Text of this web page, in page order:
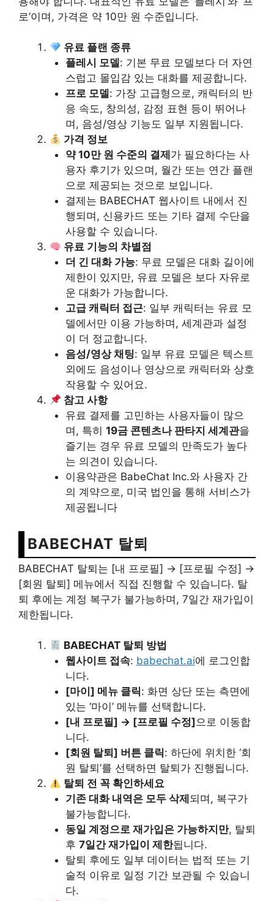
로’이며, 가격은 약 10만 원 수준입니다.
유료 플랜 종류
플레시 모델: 기본 무료 모델보다 더 자연
스럽고 몰입감 있는 대화를 제공합니다.
프로 모델: 가장 고급형으로, 캐릭터의 반
응 속도, 창의성, 감정 표현 등이 뛰어나
며, 음성/영상 기능도 일부 지원됩니다.
가격 정보
약 10만 원 수준의 결제 가 필요하다는 사
용자 후기가 있으며, 월간 또는 연간 플랜
으로 제공되는 것으로 보입니다.
결제는 BABECHAT 웹사이트 내에서 진
행되며, 신용카드 또는 기타 결제 수단을
사용할 수 있습니다.
유료 기능의 차별점
더 긴 대화 가능: 무료 모델은 대화 길이에
제한이 있지만, 유료 모델은 보다 자유로
운 대화가 가능합니다.
고급 캐릭터 접근: 일부 캐릭터는 유료 모
델에서만 이용 가능하며, 세계관과 설정
이 더 정교합니다.
음성/영상 채팅: 일부 유료 모델은 텍스트
외에도 음성이나 영상으로 캐릭터와 상호
작용할 수 있어요.
참고 사항
유료 결제를 고민하는 사용자들이 많으
며, 특히 19금 콘텐츠나 판타지 세계관을
즐기는 경우 유료 모델의 만족도가 높다
는 의견이 있습니다.
이용약관은 BabeChat Inc.와 사용자 간
의 계약으로, 미국 법인을 통해 서비스가
제공됩니다
BABECHAT 탈퇴
BABECHAT 탈퇴는 [내 프로필] → [프로필 수정] →
[회원 탈퇴] 메뉴에서 직접 진행할 수 있습니다. 탈
퇴 후에는 계정 복구가 불가능하며, 7일간 재가입이
제한됩니다.
BABECHAT 탈퇴 방법
웹사이트 접속: babechat.ai에 로그인합
니다.
[마이] 메뉴 클릭: 화면 상단 또는 측면에
있는 ‘마이’ 메뉴를 선택합니다.
[내 프로필] → [프로필 수정]으로 이동합
니다.
[회원 탈퇴] 버튼 클릭: 하단에 위치한 ‘회
원 탈퇴’를 선택하면 탈퇴가 진행됩니다.
탈퇴 전 꼭 확인하세요
기존 대화 내역은 모두 삭제 되며, 복구가
불가능합니다.
동일 계정으로 재가입은 가능하지만, 탈퇴
후 7일간 재가입이 제한됩니다.
탈퇴 후에도 일부 데이터는 법적 또는 기
술적 이유로 일정 기간 보관될 수 있습니
다.